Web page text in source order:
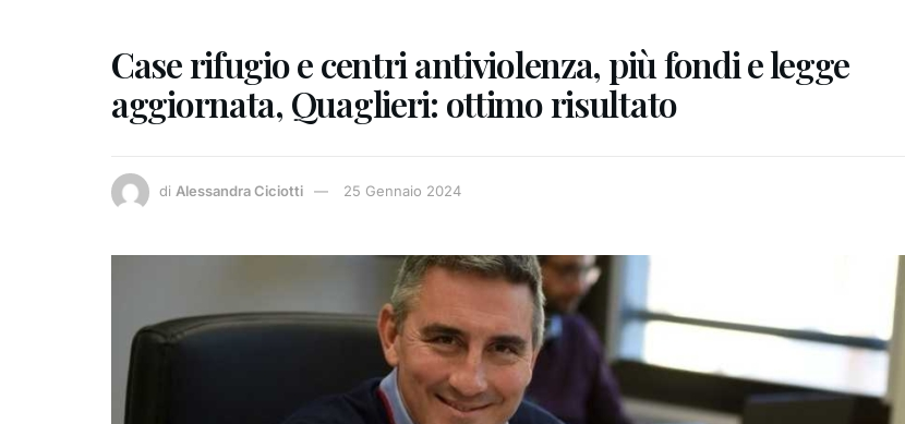
Case rifugio e centri antiviolenza, più fondi e legge
aggiornata, Quaglieri: ottimo risultato
di Alessandra Ciciotti 25 Gennaio 2024